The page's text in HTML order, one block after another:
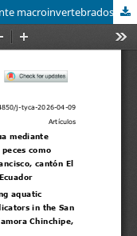
Evaluación de la calidad del agua mediante macroinvertebrados acuáticos y peces como bioindicadores en la quebrada San Francisco, cantón El Pangui, Zamora Chinchipe, Ecuador